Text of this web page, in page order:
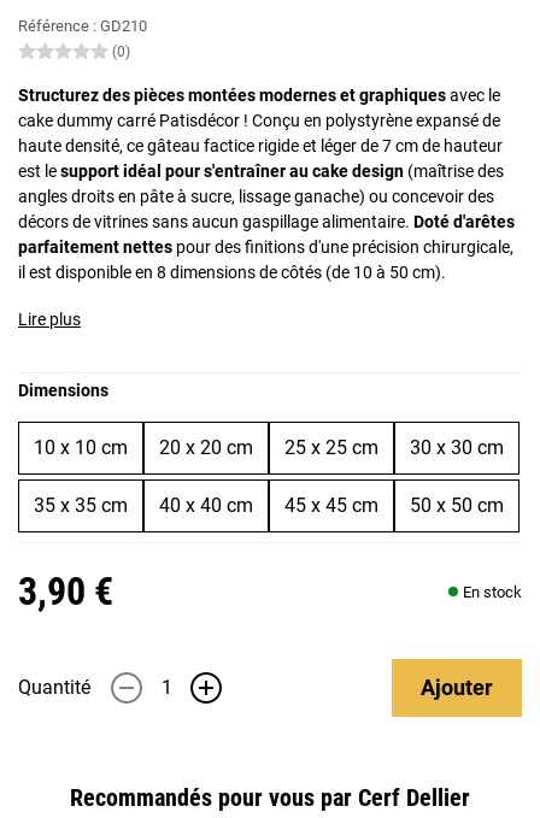
Référence : GD210
(0)
Structurez des pièces montées modernes et graphiquesavec le
cake dummy carré Patisdécor ! Conçu en polystyrène expansé de
haute densité, ce gâteau factice rigide et léger de 7 cm de hauteur
est lesupport idéal pour s'entraîner au cake design (maîtrise des
angles droits en pâte à sucre, lissage ganache) ou concevoir des
décors de vitrines sans aucun gaspillage alimentaire. Doté d'arêtes
parfaitement nettes pour des finitions d'une précision chirurgicale,
il est disponible en 8 dimensions de côtés (de 10 à 50 cm).
Lire plus
Dimensions
10 x 10 cm 20 x 20 cm 25 x 25 cm 30 x 30 cm
35 x 35 cm 40 x 40 cm 45 x 45 cm 50 x 50 cm
3,90 € En stock
Quantité - + Ajouter
Recommandés pour vous par Cerf Dellier